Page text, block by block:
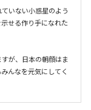
いない小惑星のよう
せる作り手になれた
が、日本の朝顔はま
んなを元気にしてく